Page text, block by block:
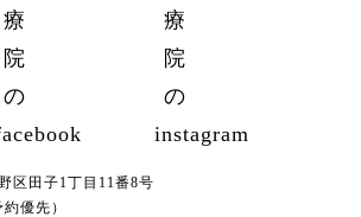
区田子1丁目11番8号
優先）